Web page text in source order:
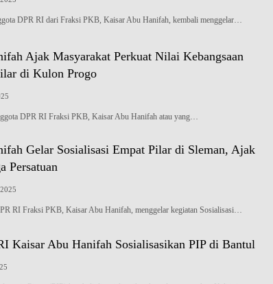
DPR RI dari Fraksi PKB, Kaisar Abu Hanifah, kembali menggelar…
Ajak Masyarakat Perkuat Nilai Kebangsaan
di Kulon Progo
DPR RI Fraksi PKB, Kaisar Abu Hanifah atau yang…
Gelar Sosialisasi Empat Pilar di Sleman, Ajak
Persatuan
RI Fraksi PKB, Kaisar Abu Hanifah, menggelar kegiatan Sosialisasi…
Kaisar Abu Hanifah Sosialisasikan PIP di Bantul